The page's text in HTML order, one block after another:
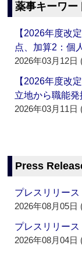
薬事キーワー
【2026年度改
点、加算2：個
2026年03月12日
【2026年度改
立地から職能発
2026年03月11日
Press
プレスリリー
2026年08月05日
プレスリリー
2026年08月04日